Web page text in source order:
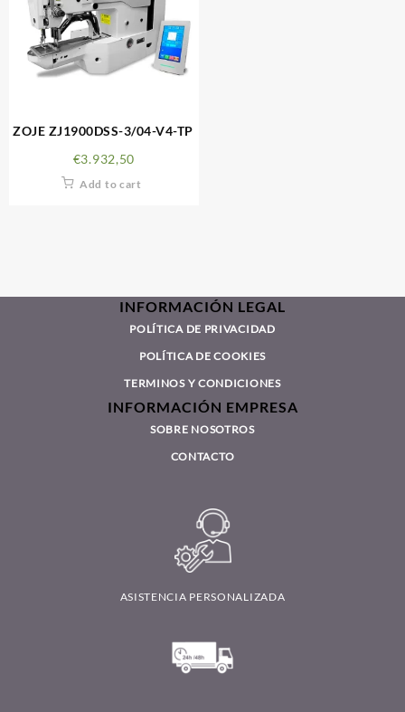
ZOJE ZJ1900DSS-3/04-V4-TP
€3.932,50
Add to cart
INFORMACIÓN LEGAL
POLÍTICA DE PRIVACIDAD
POLÍTICA DE COOKIES
TERMINOS Y CONDICIONES
INFORMACIÓN EMPRESA
SOBRE NOSOTROS
CONTACTO
ASISTENCIA PERSONALIZADA